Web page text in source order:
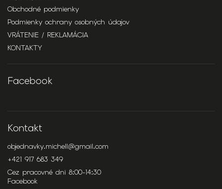
Obchodné podmienky
Podmienky ochrany osobných údajov
VRÁTENIE / REKLAMÁCIA
KONTAKTY
Facebook
Kontakt
objednavky.michell@gmail.com
+421 917 683 349
Cez pracovné dni 8:00-14:30
Facebook